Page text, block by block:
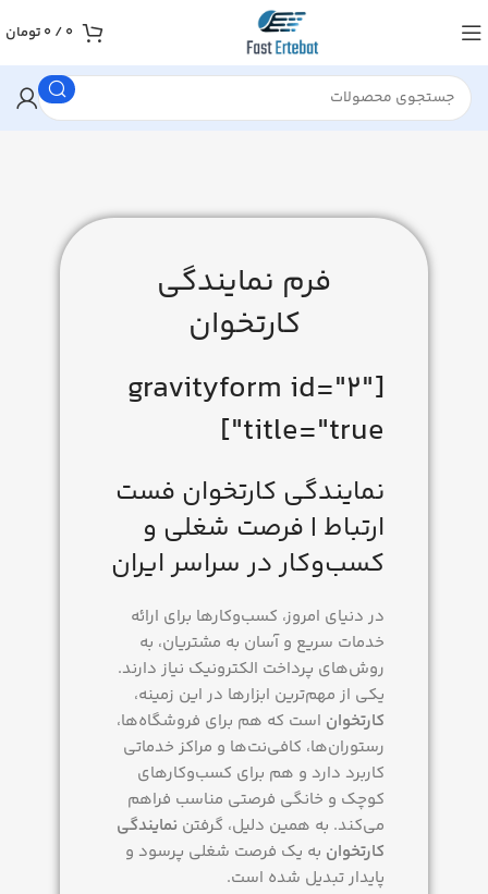
0
/
0 تومان
فرم نمایندگی
کارتخوان
[gravityform id="2"
title="true"]
نمایندگی کارتخوان فست
ارتباط | فرصت شغلی و
کسب‌وکار در سراسر ایران
در دنیای امروز، کسب‌وکارها برای ارائه
خدمات سریع و آسان به مشتریان، به
روش‌های پرداخت الکترونیک نیاز دارند.
یکی از مهم‌ترین ابزارها در این زمینه،
کارتخوان است که هم برای فروشگاه‌ها،
رستوران‌ها، کافی‌نت‌ها و مراکز خدماتی
کاربرد دارد و هم برای کسب‌وکارهای
کوچک و خانگی فرصتی مناسب فراهم
می‌کند. به همین دلیل، گرفتن نمایندگی
کارتخوان به یک فرصت شغلی پرسود و
پایدار تبدیل شده است.